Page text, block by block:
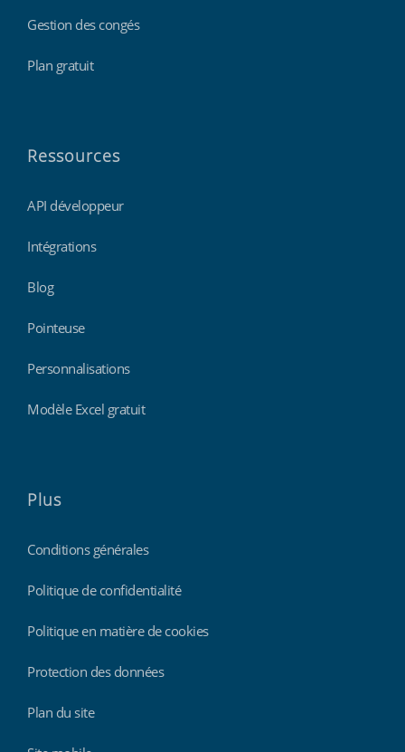
Gestion des congés
Plan gratuit
Ressources
API développeur
Intégrations
Blog
Pointeuse
Personnalisations
Modèle Excel gratuit
Plus
Conditions générales
Politique de confidentialité
Politique en matière de cookies
Protection des données
Plan du site